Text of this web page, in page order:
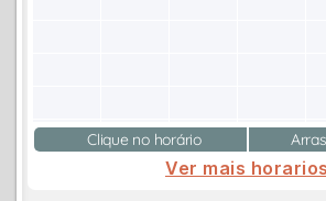
Clique no horário
Ver mais horarios